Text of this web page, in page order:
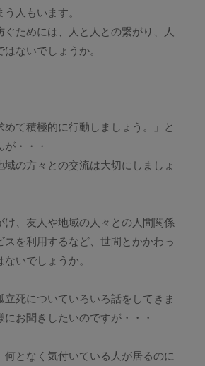
人もいます。
ぐためには、人と人との繋がり、人
はないでしょうか。
めて積極的に行動しましょう。」と
が・・・
域の方々との交流は大切にしましょ
け、友人や地域の人々との人間関係
スを利用するなど、世間とかかわっ
いでしょうか。
立死についていろいろ話をしてきま
にお聞きしたいのですが・・・
何となく気付いている人が居るのに